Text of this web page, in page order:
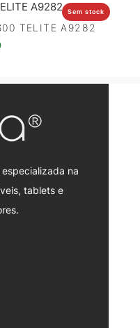
Sem stock
TELITE A9282
na
tablets e